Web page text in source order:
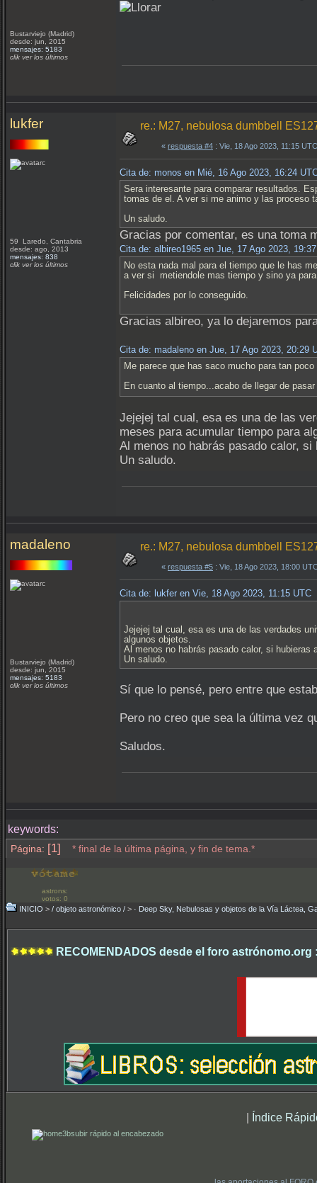
Bustarviejo (Madrid)
desde: jun, 2015
mensajes: 5183
clik ver los últimos
lukfer
59 Laredo, Cantabria
desde: ago, 2013
mensajes: 838
clik ver los últimos
re.: M27, nebulosa dumbbell
« respuesta #4 : Vie, 18 Ago 2023, 11:15
Cita de: monos en Mié, 16 Ago 2023, 16:24
Sera interesante para comparar resultados.
tomas de el. A ver si me animo y las proceso
Un saludo.
Gracias por comentar, es una toma
Cita de: albireo1965 en Jue, 17 Ago 2023,
No esta nada mal para el tiempo que le has
a ver si metiendole mas tiempo y sino ya
Felicidades por lo conseguido.
Gracias albireo, ya lo dejaremos
Cita de: madaleno en Jue, 17 Ago 2023, 20:29
Me parece que has saco mucho para tan
En cuanto al tiempo...acabo de llegar de
Jejejej tal cual, esa es una de las
meses para acumular tiempo para
Al menos no habrás pasado calor,
Un saludo.
madaleno
Bustarviejo (Madrid)
desde: jun, 2015
mensajes: 5183
clik ver los últimos
re.: M27, nebulosa dumbbell
« respuesta #5 : Vie, 18 Ago 2023, 18:00
Cita de: lukfer en Vie, 18 Ago 2023, 11:15 UTC
Jejejej tal cual, esa es una de las verdades
algunos objetos.
Al menos no habrás pasado calor, si
Un saludo.
Sí que lo pensé, pero entre que
Pero no creo que sea la última vez
Saludos.
keywords:
Página: [1] * final de la última página, y fin de tema.*
astrons:
votos: 0
INICIO > / objeto astronómico / > · Deep Sky, Nebulosas y objetos de la Vía Láctea,
RECOMENDADOS desde el foro astrónomo.org
| Índice
subir rápido al encabezado